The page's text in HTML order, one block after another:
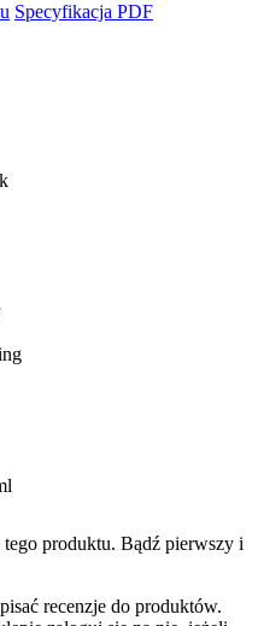
Specyfikacja PDF
tego produktu. Bądź pierwszy i
recenzje do produktów.